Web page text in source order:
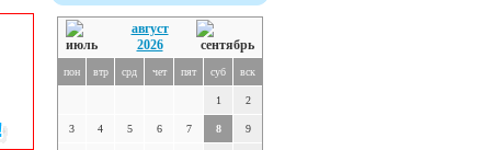
август
2026
пон втр срд чет пят суб вск
1 2
3 4 5 6 7 8 9